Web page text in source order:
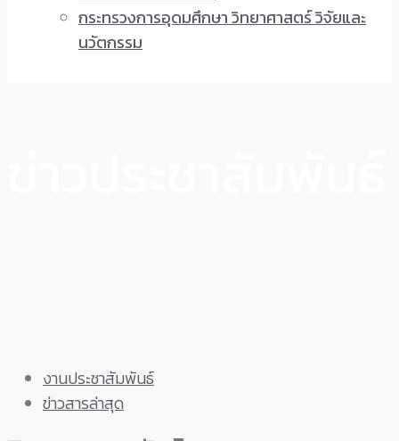
กระทรวงการอุดมศึกษา วิทยาศาสตร์ วิจัยและ
นวัตกรรม
งานประชาสัมพันธ์
ข่าวสารล่าสุด